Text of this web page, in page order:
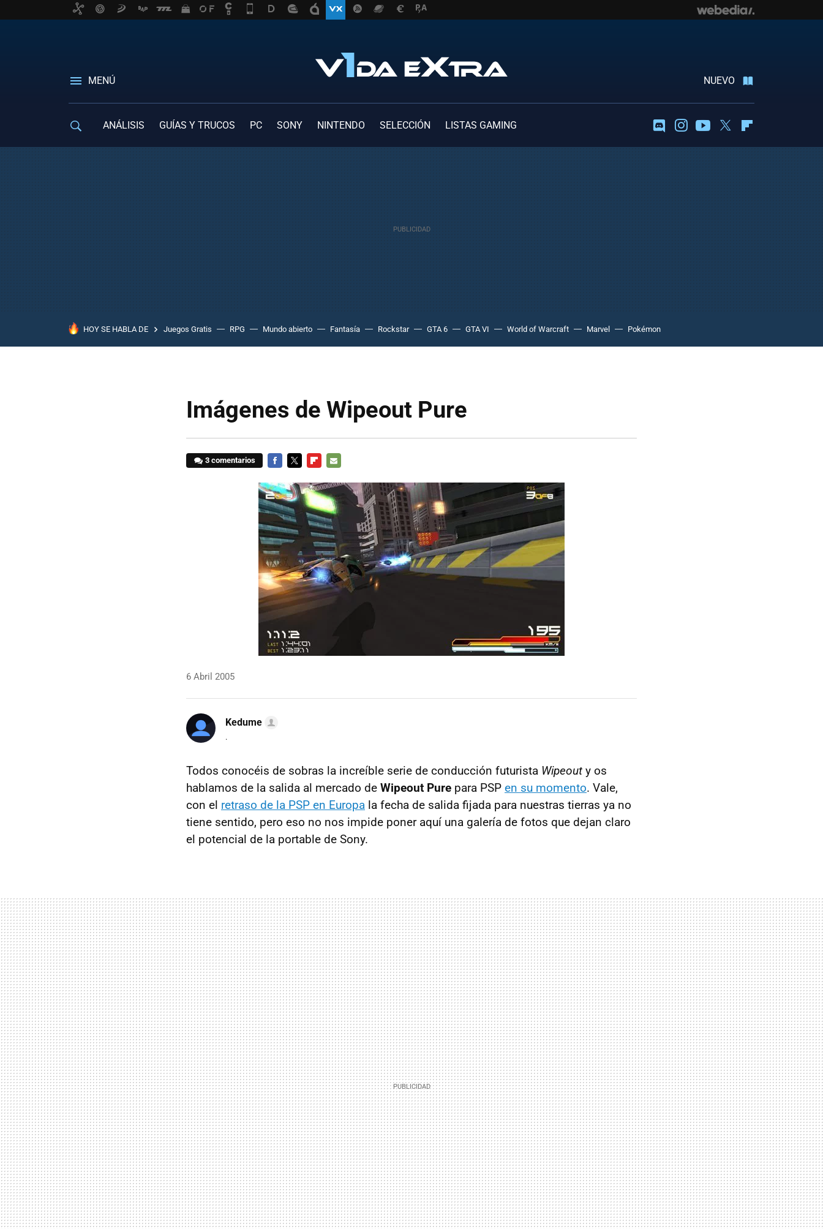
MENÚ NUEVO
ANÁLISIS GUÍAS Y TRUCOS PC SONY NINTENDO SELECCIÓN LISTAS GAMING DiscordInstagramYoutubeTwitter
HOY SE HABLA DE Juegos Gratis RPG Mundo abierto Fantasía Rockstar GTA 6 GTA VI World of Warcraft Marvel Pokémon
Imágenes de Wipeout Pure
3 comentarios
MAIL
6 Abril 2005
Kedume
.
Todos conocéis de sobras la increíble serie de conducción futurista Wipeout y os
hablamos de la salida al mercado de Wipeout Pure para PSP en su momento. Vale,
con el retraso de la PSP en Europa la fecha de salida fijada para nuestras tierras ya no
tiene sentido, pero eso no nos impide poner aquí una galería de fotos que dejan claro
el potencial de la portable de Sony.